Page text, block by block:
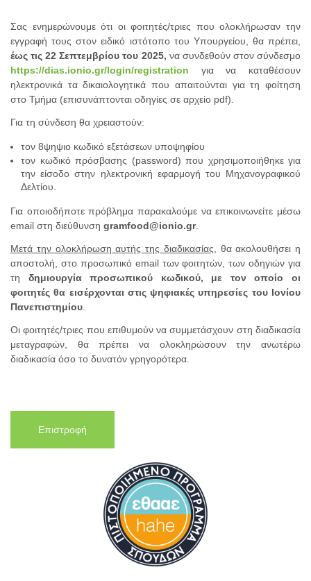
Σας ενημερώνουμε ότι οι φοιτητές/τριες που ολοκλήρωσαν την
εγγραφή τους στον ειδικό ιστότοπο του Υπουργείου, θα πρέπει,
έως τις 22 Σεπτεμβρίου του 2025, να συνδεθούν στον σύνδεσμο
https://dias.ionio.gr/login/registration
για να καταθέσουν
ηλεκτρονικά τα δικαιολογητικά που απαιτούνται για τη φοίτηση
στο Τμήμα (επισυνάπτονται οδηγίες σε αρχείο pdf).
Για τη σύνδεση θα χρειαστούν:
τον 8ψηψιο κωδικό εξετάσεων υποψηφίου
τον κωδικό πρόσβασης (password) που χρησιμοποιήθηκε για
την είσοδο στην ηλεκτρονική εφαρμογή του Μηχανογραφικού
Δελτίου.
Για οποιοδήποτε πρόβλημα παρακαλούμε να επικοινωνείτε μέσω
email στη διεύθυνση gramfood@ionio.gr.
Μετά την ολοκλήρωση αυτής της διαδικασίας , θα ακολουθήσει η
αποστολή, στο προσωπικό email των φοιτητών, των οδηγιών για
τη δημιουργία προσωπικού κωδικού, με τον οποίο οι
φοιτητές θα εισέρχονται στις ψηφιακές υπηρεσίες του Ιονίου
Πανεπιστημίου
Οι φοιτητές/τριες που επιθυμούν να συμμετάσχουν στη διαδικασία
μεταγραφών, θα πρέπει να ολοκληρώσουν την ανωτέρω
διαδικασία όσο το δυνατόν γρηγορότερα.
Επιστροφή